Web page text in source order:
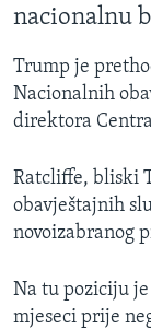
nacionalnu
Trump je
Nacionalnih
direktora
Ratcliffe, bliski
obavještajnih
novoizabranog
Na tu poziciju
mjeseci prije